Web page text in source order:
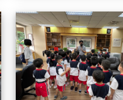
認識校長室活動